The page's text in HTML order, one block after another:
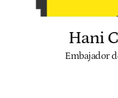
Hani
Embajador